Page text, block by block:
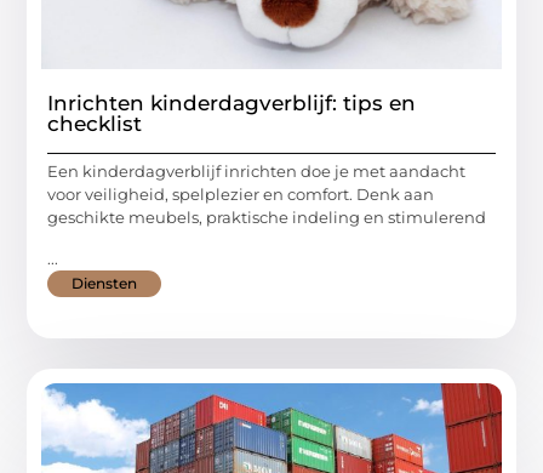
Inrichten kinderdagverblijf: tips en
checklist
Een kinderdagverblijf inrichten doe je met aandacht
voor veiligheid, spelplezier en comfort. Denk aan
geschikte meubels, praktische indeling en stimulerend
...
Diensten